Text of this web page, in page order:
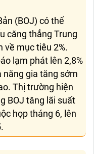
(BOJ) có thể
căng thẳng Trung
về mục tiêu 2%.
lạm phát lên 2,8%
năng gia tăng sớm
Thị trường hiện
BOJ tăng lãi suất
họp tháng 6, lên